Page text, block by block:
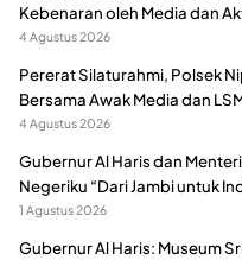
Kebenaran oleh Media dan
4 Agustus 2026
Pererat Silaturahmi, Polsek
Bersama Awak Media dan
4 Agustus 2026
Gubernur Al Haris dan
Negeriku “Dari Jambi untuk
1 Agustus 2026
Gubernur Al Haris: Museum